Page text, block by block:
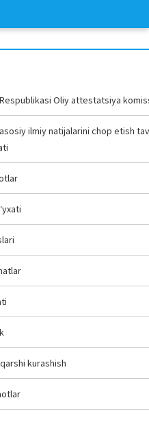
Oliy attestatsiya
ilmiy natijalarini chop etish
kurashish